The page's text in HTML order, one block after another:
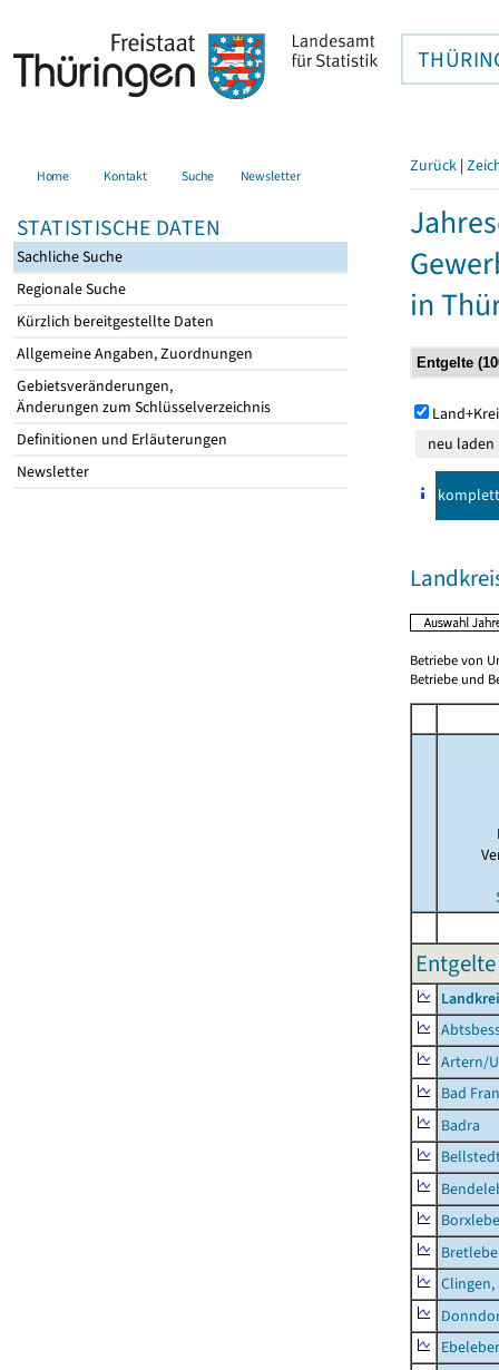
Home Kontakt Suche Newsletter
STATISTISCHE DATEN
Sachliche Suche
Regionale Suche
Kürzlich bereitgestellte Daten
Allgemeine Angaben, Zuordnungen
Gebietsveränderungen,
Änderungen zum Schlüsselverzeichnis
Definitionen und Erläuterungen
Newsletter
Zurück |
in
komplett
Betriebe von
Betriebe und
Artern/
Bad
Badra